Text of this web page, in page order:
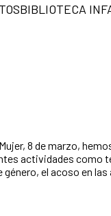
8 de marzo,
actividades como
el acoso en